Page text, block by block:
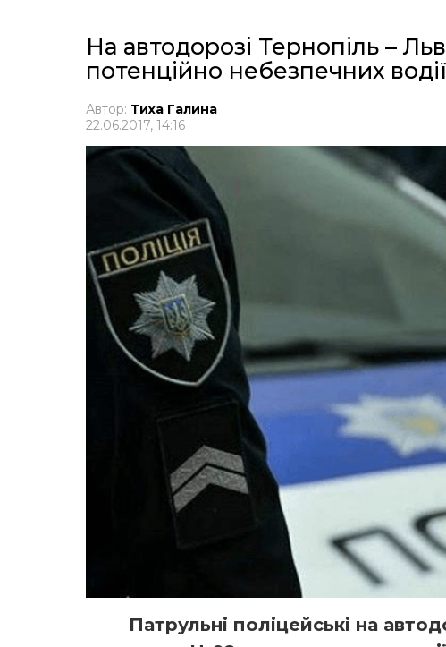
На автодорозі Тернопіль –
потенційно небезпечних
Автор: Тиха Галина
22.06.2017, 14:16
Патрульні поліцейські на